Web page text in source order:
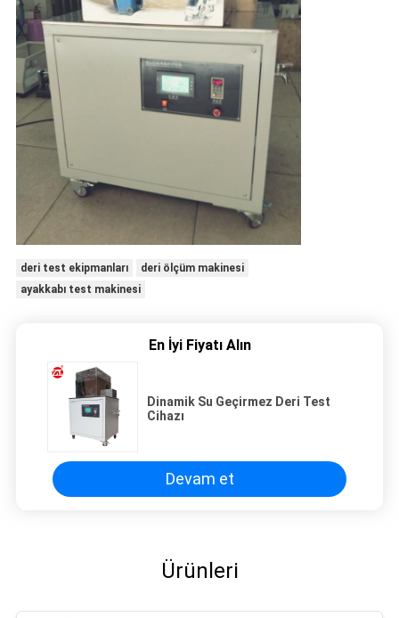
deri test ekipmanları
deri ölçüm makinesi
ayakkabı test makinesi
En İyi Fiyatı Alın
Dinamik Su Geçirmez Deri Test
Cihazı
Devam et
Ürünleri